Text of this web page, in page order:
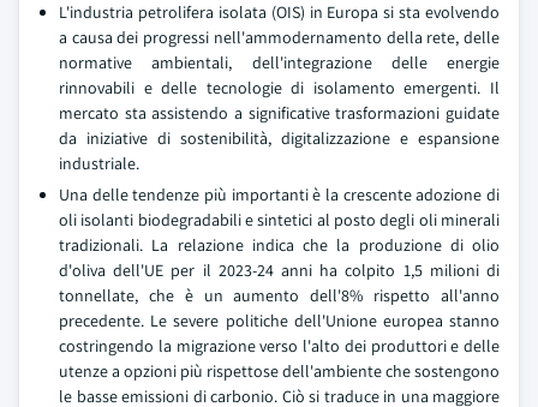
L'industria petrolifera isolata (OIS) in Europa si sta evolvendo
a causa dei progressi nell'ammodernamento della rete, delle
normative ambientali, dell'integrazione delle energie
rinnovabili e delle tecnologie di isolamento emergenti. Il
mercato sta assistendo a significative trasformazioni guidate
da iniziative di sostenibilità, digitalizzazione e espansione
industriale.
Una delle tendenze più importanti è la crescente adozione di
oli isolanti biodegradabili e sintetici al posto degli oli minerali
tradizionali. La relazione indica che la produzione di olio
d'oliva dell'UE per il 2023-24 anni ha colpito 1,5 milioni di
tonnellate, che è un aumento dell'8% rispetto all'anno
precedente. Le severe politiche dell'Unione europea stanno
costringendo la migrazione verso l'alto dei produttori e delle
utenze a opzioni più rispettose dell'ambiente che sostengono
le basse emissioni di carbonio. Ciò si traduce in una maggiore